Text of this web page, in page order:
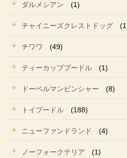
ダルメシアン (1)
チャイニーズクレストドッグ
チワワ (49)
ティーカッププードル (1)
ドーベルマンピンシャー (8)
トイプードル (188)
ニューファンドランド (4)
ノーフォークテリア (1)